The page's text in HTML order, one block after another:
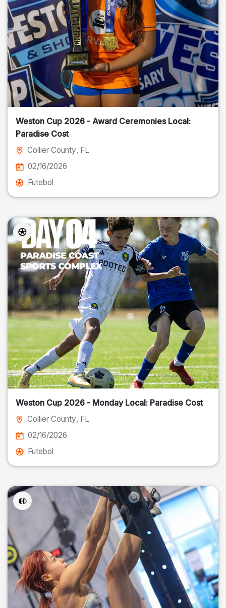
Weston Cup 2026 - Award Ceremonies Local:
Paradise Cost
Collier County, FL
02/16/2026
Futebol
Weston Cup 2026 - Monday Local: Paradise Cost
Collier County, FL
02/16/2026
Futebol